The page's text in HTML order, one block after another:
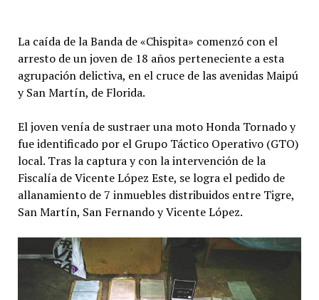
La caída de la Banda de «Chispita» comenzó con el
arresto de un joven de 18 años perteneciente a esta
agrupación delictiva, en el cruce de las avenidas Maipú
y San Martín, de Florida.
El joven venía de sustraer una moto Honda Tornado y
fue identificado por el Grupo Táctico Operativo (GTO)
local. Tras la captura y con la intervención de la
Fiscalía de Vicente López Este, se logra el pedido de
allanamiento de 7 inmuebles distribuidos entre Tigre,
San Martín, San Fernando y Vicente López.